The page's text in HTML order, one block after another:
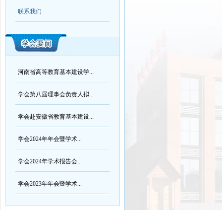
联系我们
河南省高等教育基本建设学...
学会第八届理事会负责人拟...
学会赴安徽省教育基本建设...
学会2024年年会暨学术...
学会2024年学术报告会...
学会2023年年会暨学术...